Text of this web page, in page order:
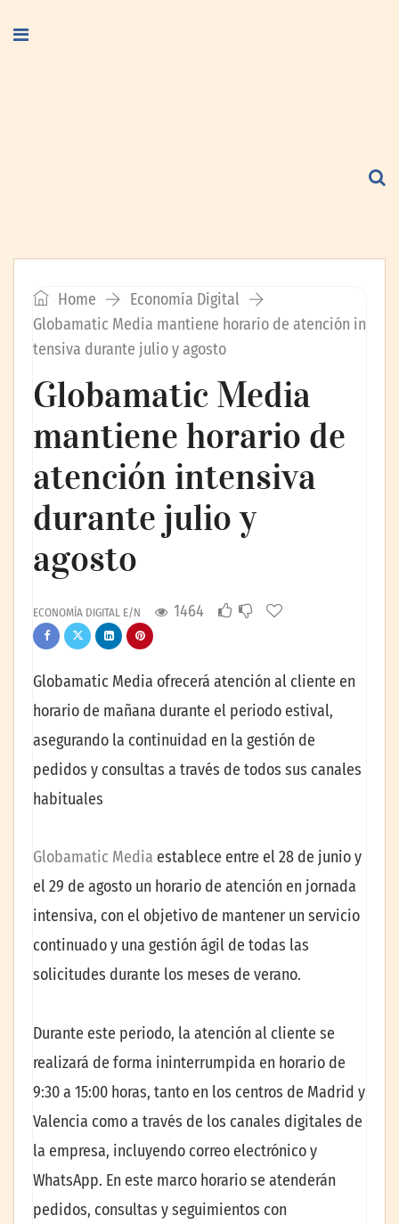
Home
Economía Digital
Globamatic Media mantiene horario de atención in
tensiva durante julio y agosto
Globamatic Media
mantiene horario de
atención intensiva
durante julio y
agosto
ECONOMÍA DIGITAL E/N 1464
Globamatic Media ofrecerá atención al cliente en
horario de mañana durante el periodo estival,
asegurando la continuidad en la gestión de
pedidos y consultas a través de todos sus canales
habituales
Globamatic Media establece entre el 28 de junio y
el 29 de agosto un horario de atención en jornada
intensiva, con el objetivo de mantener un servicio
continuado y una gestión ágil de todas las
solicitudes durante los meses de verano.
Durante este periodo, la atención al cliente se
realizará de forma ininterrumpida en horario de
9:30 a 15:00 horas, tanto en los centros de Madrid y
Valencia como a través de los canales digitales de
la empresa, incluyendo correo electrónico y
WhatsApp. En este marco horario se atenderán
pedidos, consultas y seguimientos con